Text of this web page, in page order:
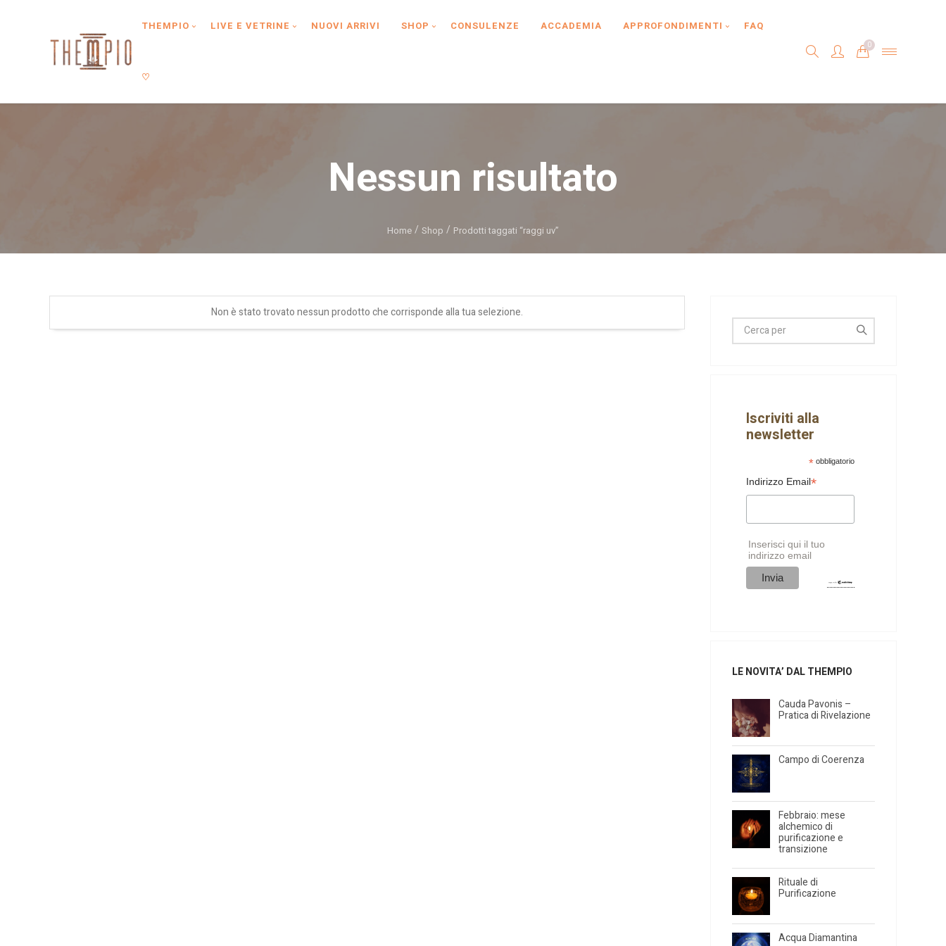
Type anything to search, then press enter or Search Button
THEMPIO LIVE E VETRINE NUOVI ARRIVI SHOP CONSULENZE ACCADEMIA APPROFONDIMENTI FAQ
♡
0
Nessun risultato
Home Shop Prodotti taggati “raggi uv”
Non è stato trovato nessun prodotto che corrisponde alla tua selezione.
Iscriviti alla
newsletter
*obbligatorio
Indirizzo Email*
Inserisci qui il tuo
indirizzo email
LE NOVITA’ DAL THEMPIO
Cauda Pavonis –
Pratica di Rivelazione
Campo di Coerenza
Febbraio: mese
alchemico di
purificazione e
transizione
Rituale di
Purificazione
Acqua Diamantina